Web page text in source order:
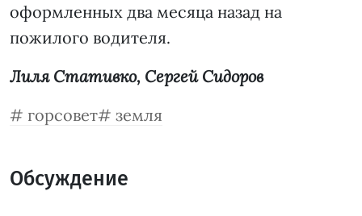
оформленных два месяца назад на
пожилого водителя.
Лиля Стативко, Сергей Сидоров
горсовет
земля
Обсуждение